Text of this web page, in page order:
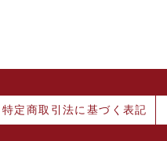
特定商取引法に基づく表記